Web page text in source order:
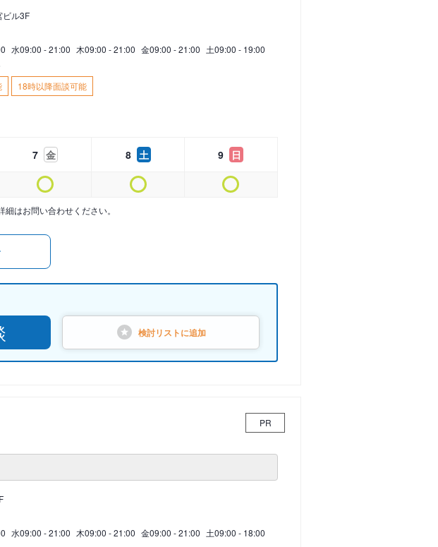
ビル3F
水09:00 - 21:00 木09:00 - 21:00 金09:00 - 21:00 土09:00 - 19:00
18時以降面談可能
7 金 8 土 9 日
はお問い合わせください。
検討リストに追加
PR
水09:00 - 21:00 木09:00 - 21:00 金09:00 - 21:00 土09:00 - 18:00